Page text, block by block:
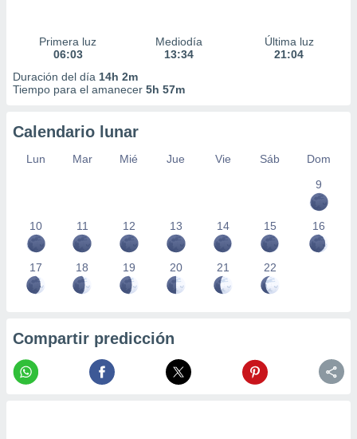
Primera luz
06:03
Mediodía
13:34
Última luz
21:04
Duración del día 14h 2m
Tiempo para el amanecer 5h 57m
Calendario lunar
Lun Mar Mié Jue Vie Sáb
Dom
9
10 11 12 13 14 15 16
17 18 19 20 21 22
Compartir predicción